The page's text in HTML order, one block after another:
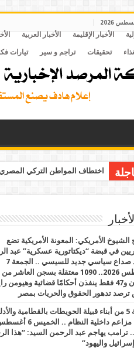
الأخبار الإقليمة الأخبار العربية
تحقيقات تراجم و سير تيارات
اختطاف المواطن التركي
الأمريكي: المعونة الأمريكية تضع
في قبضة “ديكتاتورية عسكرية” عبد
السيد صداع سياسي جديد للسيسي .. الجمعة 7
أغسطس 2026.. 1090 معتقلة بسجن العاشر من
رمضان و47 فقط ينفذن أحكامًا قضائية وهيومن
تدهور الحقوق والحريات بمصر
تصفية 5 من أبناء قبيلة الحويطات بالقطامية
تفضح مزاعم داخلية النظام .. الخميس
2026.. ترامب يهاجم عبد الرحمن السيد: “هذا
واليهود”